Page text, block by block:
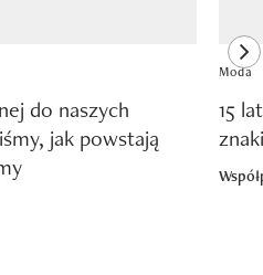
do naszych
jak powstają
Moda
15